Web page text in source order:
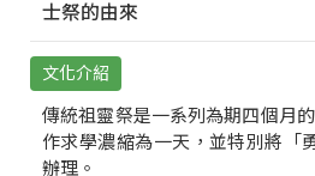
士祭的由來
文化介紹
傳統祖靈祭是一系列為期四個月
作求學濃縮為一天，並特別將「
辦理。